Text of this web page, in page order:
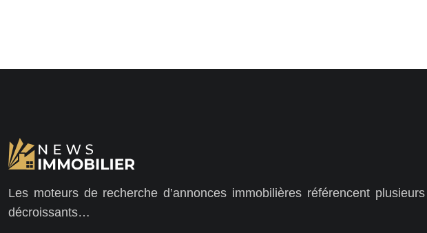
Les moteurs de recherche d’annonces immobilières référencent
décroissants…